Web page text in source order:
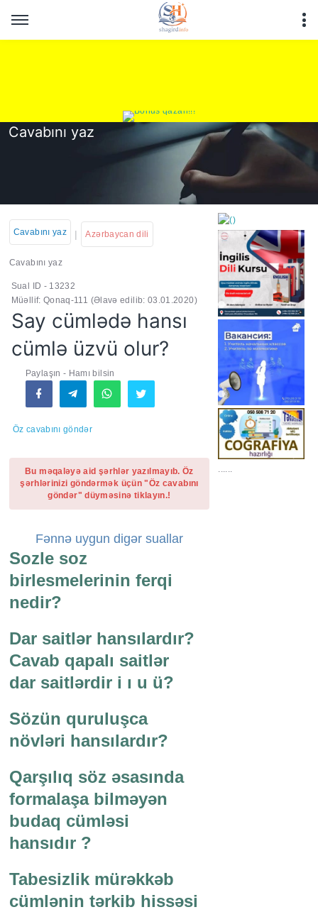
Cavabını yaz
Cavabını yaz | Azərbaycan dili
Cavabını yaz
Sual ID - 13232
Müəllif: Qonaq-111 (Əlavə edilib: 03.01.2020)
Say cümlədə hansı
cümlə üzvü olur?
Paylaşın - Hamı bilsin
Öz cavabını göndər
Bu məqaləyə aid şərhlər yazılmayıb. Öz
şərhlərinizi göndərmək üçün "Öz cavabını
göndər" düyməsinə tiklayın.!
Fənnə uygun digər suallar
Sozle soz
birlesmelerinin ferqi
nedir?
Dar saitlər hansılardır?
Cavab qapalı saitlər
dar saitlərdir i ı u ü?
Sözün quruluşca
növləri hansılardır?
Qarşılıq söz əsasında
formalaşa bilməyən
budaq cümləsi
hansıdır ?
Tabesizlik mürəkkəb
cümlənin tərkib hissəsi
https://wa.me/
......